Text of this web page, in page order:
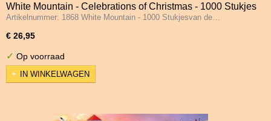
White Mountain - Celebrations of Christmas - 1000 Stukjes
Artikelnummer: 1868 White Mountain - 1000 Stukjesvan de…
€ 26,95
✓ Op voorraad
IN WINKELWAGEN